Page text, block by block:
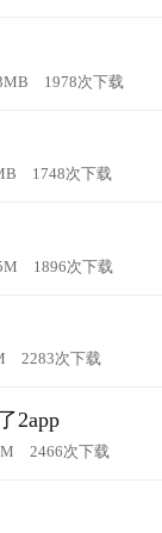
1978次下载
1748次下载
1896次下载
2283次下载
2app
2466次下载